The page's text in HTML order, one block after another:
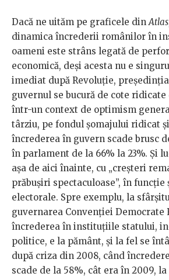
Dacă ne uităm pe graficele din Atlas
dinamica încrederii românilor în
oameni este strâns legată de
economică, deși acesta nu e
imediat după Revoluție,
guvernul se bucură de cote
într-un context de optimism
târziu, pe fondul șomajului ridicat
încrederea în guvern scade brusc
în parlament de la 66% la 23%. Și
așa de aici înainte, cu „creșteri
prăbușiri spectaculoase”, în
electorale. Spre exemplu, la
guvernarea Convenției Democrate
încrederea în instituțiile statului,
politice, e la pământ, și la fel se
după criza din 2008, când
scade de la 58%, cât era în 2009, la